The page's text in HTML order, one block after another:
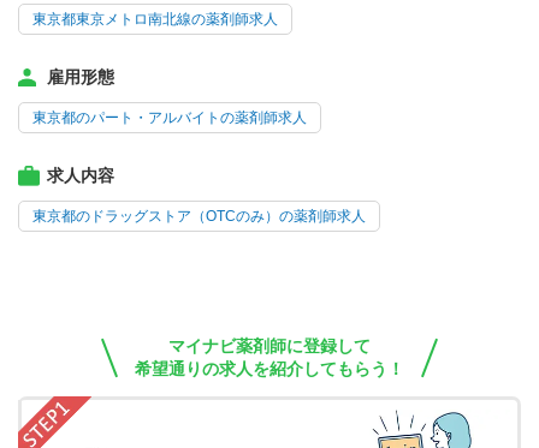
東京都東京メトロ南北線の薬剤師求人
雇用形態
東京都のパート・アルバイトの薬剤師求人
求人内容
東京都のドラッグストア（OTCのみ）の薬剤師求人
マイナビ薬剤師に登録して
希望通りの求人を紹介してもらう！